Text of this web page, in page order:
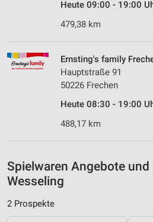
Heute 09:00 - 19:00
479,38 km
Ernsting's family
Hauptstraße 91
50226 Frechen
Heute 08:30 - 19:00
488,17 km
Spielwaren Angebote
Wesseling
2 Prospekte
IAB-Besonderheiten:
Geräte anhand von aktiv
Informationen identifizieren
Funktional
Werbung